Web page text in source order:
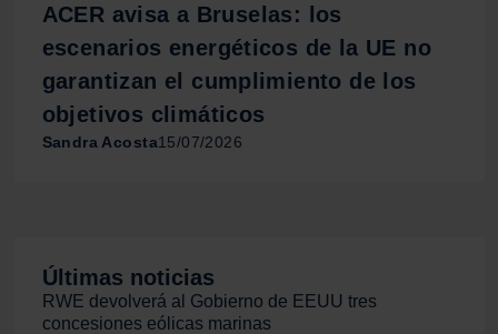
ACER avisa a Bruselas: los
escenarios energéticos de la UE no
garantizan el cumplimiento de los
objetivos climáticos
Sandra Acosta15/07/2026
Últimas noticias
RWE devolverá al Gobierno de EEUU tres
concesiones eólicas marinas